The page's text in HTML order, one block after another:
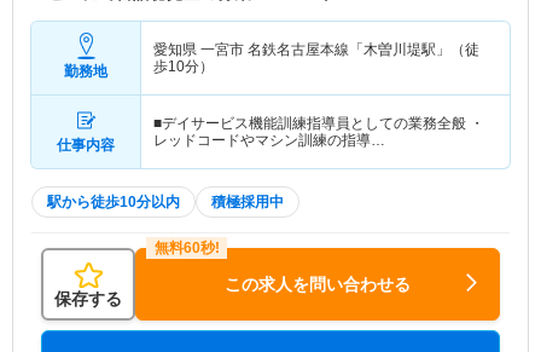
勤務地
愛知県 一宮市 名鉄名古屋本線「木曽川堤駅」（徒
歩10分）
仕事内容
■デイサービス機能訓練指導員としての業務全般 ・
レッドコードやマシン訓練の指導…
駅から徒歩10分以内 積極採用中
保存する
この求人を問い合わせる